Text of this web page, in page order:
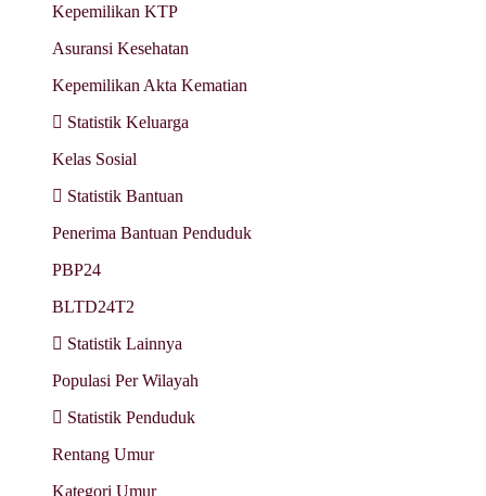
Kepemilikan KTP
Asuransi Kesehatan
Kepemilikan Akta Kematian
Statistik Keluarga
Kelas Sosial
Statistik Bantuan
Penerima Bantuan Penduduk
PBP24
BLTD24T2
Statistik Lainnya
Populasi Per Wilayah
Statistik Penduduk
Rentang Umur
Kategori Umur